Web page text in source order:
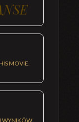
MOVIE.
WYNIKÓW